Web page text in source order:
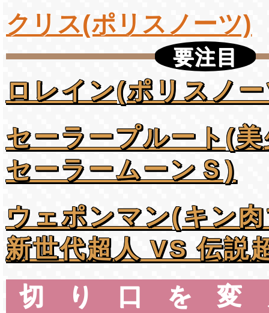
クリス(ポリスノーツ)
要注目
ロレイン(ポリスノ
セーラープルート(
セーラームーンＳ)
ウェポンマン(キン
新世代超人 VS 伝説
切り口を